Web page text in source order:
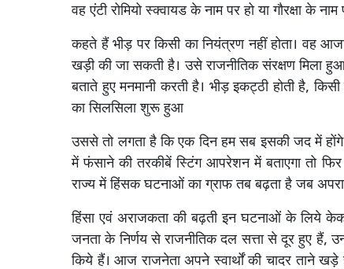
वह एंटी रोमियो स्क्वायड के नाम पर हो या गौरक्षा के नाम
कहते हैं भीड़ पर किसी का नियंत्रण नहीं होता। वह
खड़ी की जा सकती है। उसे राजनीतिक संरक्षण मिला
बताते हुए मनमानी करती है। भीड़ इकट्ठी होती है,
का सिलसिला शुरू हुआ
उससे तो लगता है कि एक दिन हम सब इसकी जद में
में फंसाने की तरकीबें स्टिंग आपरेशन में बताएगा तो
राज्य में हिंसक घटनाओं का ग्राफ तब बढ़ता है जब
हिंसा एवं अराजकता की बढ़ती इन घटनाओं के लिये
जनता के निर्णय से राजनीतिक दल सत्ता से दूर हुए हैं,
किये हैं। आज राजनेता अपने स्वार्थों की चादर ताने